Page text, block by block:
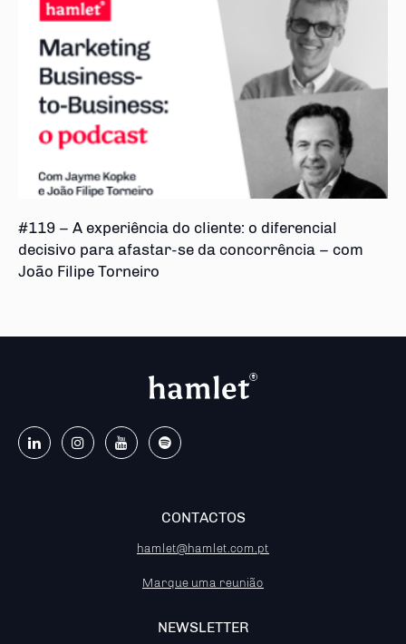
#119 – A experiência do cliente: o diferencial
decisivo para afastar-se da concorrência – com
João Filipe Torneiro
CONTACTOS
hamlet@hamlet.com.pt
Marque uma reunião
NEWSLETTER